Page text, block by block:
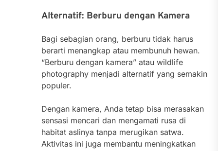
Alternatif: Berburu dengan Kamera
Bagi sebagian orang, berburu tidak harus
berarti menangkap atau membunuh hewan.
“Berburu dengan kamera” atau wildlife
photography menjadi alternatif yang semakin
populer.
Dengan kamera, Anda tetap bisa merasakan
sensasi mencari dan mengamati rusa di
habitat aslinya tanpa merugikan satwa.
Aktivitas ini juga membantu meningkatkan